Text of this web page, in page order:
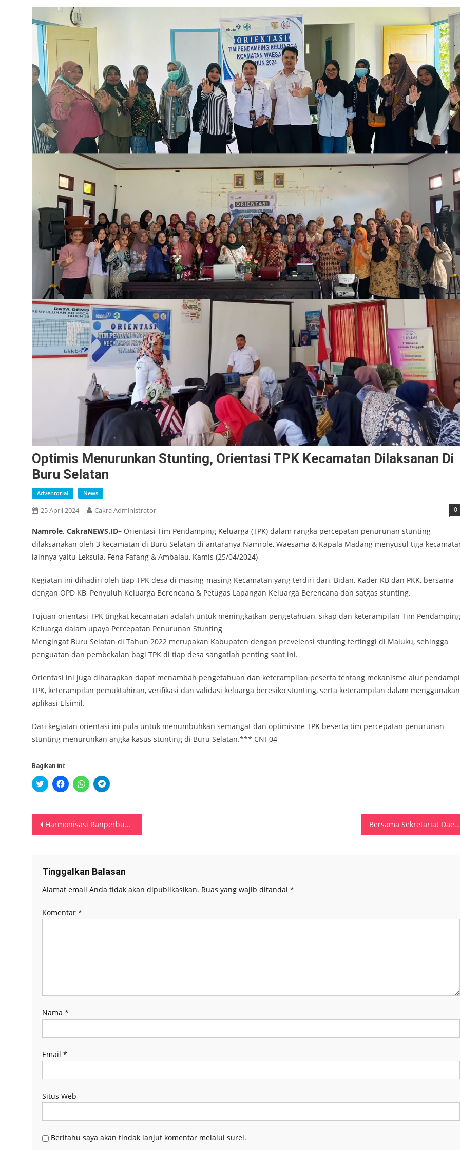
Optimis Menurunkan Stunting, Orientasi TPK Kecamatan Dilaksanan Di
Buru Selatan
Adventorial News
25 April 2024 Cakra Administrator 0
Namrole, CakraNEWS.ID– Orientasi Tim Pendamping Keluarga (TPK) dalam rangka percepatan penurunan stunting
dilaksanakan oleh 3 kecamatan di Buru Selatan di antaranya Namrole, Waesama & Kapala Madang menyusul tiga
lainnya yaitu Leksula, Fena Fafang & Ambalau, Kamis (25/04/2024)
Kegiatan ini dihadiri oleh tiap TPK desa di masing-masing Kecamatan yang terdiri dari, Bidan, Kader KB dan PKK, bersama
dengan OPD KB, Penyuluh Keluarga Berencana & Petugas Lapangan Keluarga Berencana dan satgas stunting.
Tujuan orientasi TPK tingkat kecamatan adalah untuk meningkatkan pengetahuan, sikap dan keterampilan Tim Pendamping
Keluarga dalam upaya Percepatan Penurunan Stunting
Mengingat Buru Selatan di Tahun 2022 merupakan Kabupaten dengan prevelensi stunting tertinggi di Maluku, sehingga
penguatan dan pembekalan bagi TPK di tiap desa sangatlah penting saat ini.
Orientasi ini juga diharapkan dapat menambah pengetahuan dan keterampilan peserta tentang mekanisme alur
TPK, keterampilan pemuktahiran, verifikasi dan validasi keluarga beresiko stunting, serta keterampilan dalam menggunakan
aplikasi Elsimil.
Dari kegiatan orientasi ini pula untuk menumbuhkan semangat dan optimisme TPK beserta tim percepatan penurunan
stunting menurunkan angka kasus stunting di Buru Selatan.*** CNI-04
Bagikan ini:
Klik
untuk
di
jendela
yang
baru)
Klik
untuk
di
jendela
yang
baru)
Klik
untuk
di
jendela
yang
baru)
Klik
untuk
di
jendela
yang
baru)
Navigasi
Harmonisasi Ranperbup Maluku Tenggara, Kemenkumham Maluku Harap Berdampak Postif Terhadap Masyarakat Bersama Sekretariat Daerah Maluku, Kemenkumham Lakukan Penilaian Paralegal Justice Award
Tinggalkan Balasan
Alamat email Anda tidak akan dipublikasikan. Ruas yang wajib ditandai *
Komentar *
Nama *
Email *
Situs Web
Beritahu saya akan tindak lanjut komentar melalui surel.